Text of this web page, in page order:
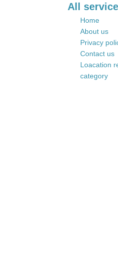
All service
Home
About us
Privacy
Contact us
Loacation
category